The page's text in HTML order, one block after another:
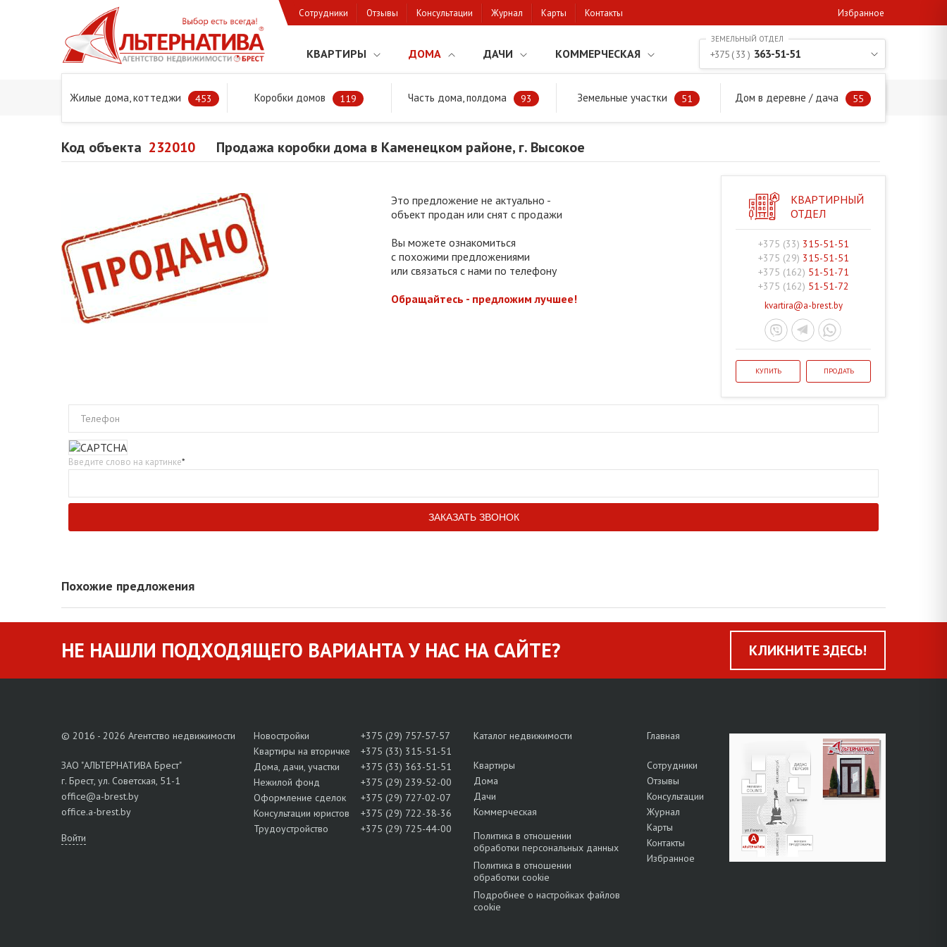
Сотрудники Отзывы Консультации Журнал Карты Контакты Избранное
КВАРТИРЫ ДОМА ДАЧИ КОММЕРЧЕСКАЯ
Жилые дома, коттеджи 453 Коробки домов 119 Часть дома, полдома 93 Земельные участки 51 Дом в деревне / дача 55
+375 ( 33 ) 363-51-51
Главная Предложения Дома в Бресте и Брестском районе Продажа коробки дома в Каменецком районе, г. Высокое
Код объекта 232010 Продажа коробки дома в Каменецком районе, г. Высокое
Это предложение не актуально -
объект продан или снят с продажи
Вы можете ознакомиться
с похожими предложениями
или связаться с нами по телефону
Обращайтесь - предложим лучшее!
КВАРТИРНЫЙ
ОТДЕЛ
+375 (33) 315-51-51
+375 (29) 315-51-51
+375 (162) 51-51-71
+375 (162) 51-51-72
kvartira@a-brest.by
КУПИТЬ ПРОДАТЬ
Телефон
Введите слово на картинке*
Похожие предложения
НЕ НАШЛИ ПОДХОДЯЩЕГО ВАРИАНТА У НАС НА САЙТЕ? КЛИКНИТЕ ЗДЕСЬ!
© 2016 - 2026 Агентство недвижимости
ЗАО "АЛЬТЕРНАТИВА Брест"
г. Брест, ул. Советская, 51-1
office@a-brest.by
office.a-brest.by
Войти
Новостройки
+375 (29) 757-57-57
Квартиры на вторичке
+375 (33) 315-51-51
Дома, дачи, участки
+375 (33) 363-51-51
Нежилой фонд
+375 (29) 239-52-00
Оформление сделок
+375 (29) 727-02-07
Консультации юристов
+375 (29) 722-38-36
Трудоустройство
+375 (29) 725-44-00
Каталог недвижимости
Квартиры
Дома
Дачи
Коммерческая
Политика в отношении
обработки персональных данных
Политика в отношении
обработки cookie
Подробнее о настройках файлов
cookie
Главная
Сотрудники
Отзывы
Консультации
Журнал
Карты
Контакты
Избранное